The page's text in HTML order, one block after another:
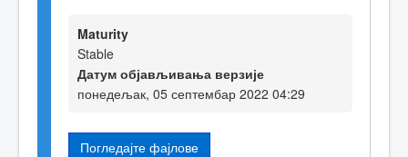
Maturity
Stable
Датум објављивања верзије
понедељак, 05 септембар 2022 04:29
Погледајте фајлове